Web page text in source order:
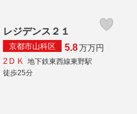
レジデンス２１
京都市山科区 5.8万万円
2ＤＫ
地下鉄東西線東野駅
徒歩25分